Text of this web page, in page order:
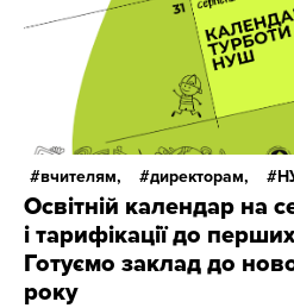
вчителям, директорам,
Освітній календар на
і тарифікації до
Готуємо заклад до
року